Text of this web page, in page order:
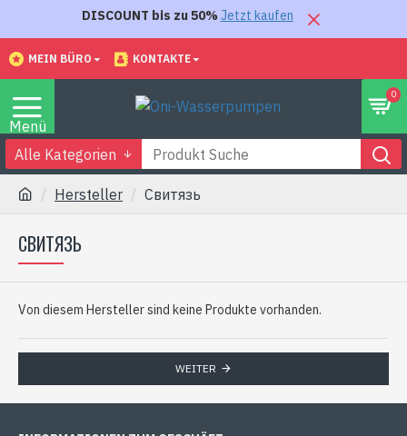
DISCOUNT bis zu 50%Jetzt kaufen
MEIN BÜRO KONTAKTE
0
Alle Kategorien
Hersteller Свитязь
СВИТЯЗЬ
Von diesem Hersteller sind keine Produkte vorhanden.
WEITER